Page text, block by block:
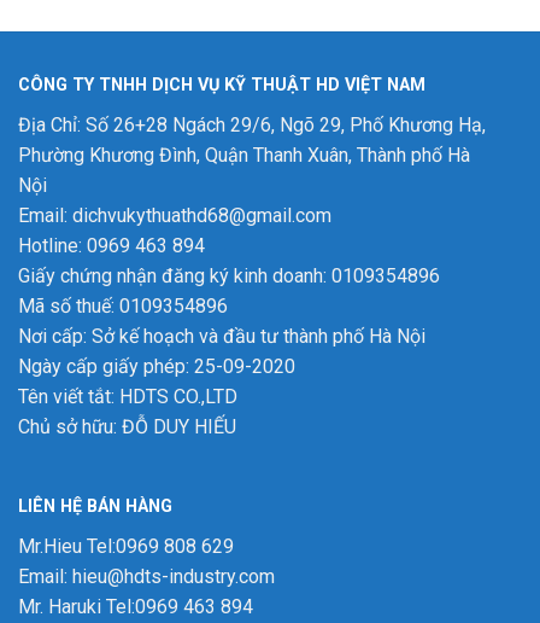
CÔNG TY TNHH DỊCH VỤ KỸ THUẬT HD VIỆT NAM
Địa Chỉ: Số 26+28 Ngách 29/6, Ngõ 29, Phố Khương Hạ,
Phường Khương Đình, Quận Thanh Xuân, Thành phố Hà
Nội
Email: dichvukythuathd68@gmail.com
Hotline: 0969 463 894
Giấy chứng nhận đăng ký kinh doanh: 0109354896
Mã số thuế: 0109354896
Nơi cấp: Sở kế hoạch và đầu tư thành phố Hà Nội
Ngày cấp giấy phép: 25-09-2020
Tên viết tắt: HDTS CO.,LTD
Chủ sở hữu: ĐỖ DUY HIẾU
LIÊN HỆ BÁN HÀNG
Mr.Hieu Tel:0969 808 629
Email: hieu@hdts-industry.com
Mr. Haruki Tel:0969 463 894